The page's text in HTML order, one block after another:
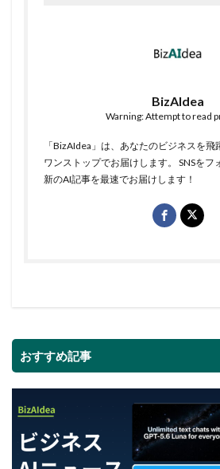
BizAIdea
Warning: Attempt to read
「BizAIdea」は、あなたのビジネスを
ワンストップでお届けします。 SNSを
新のAI記事を最速でお届けします！
おすすめ記事